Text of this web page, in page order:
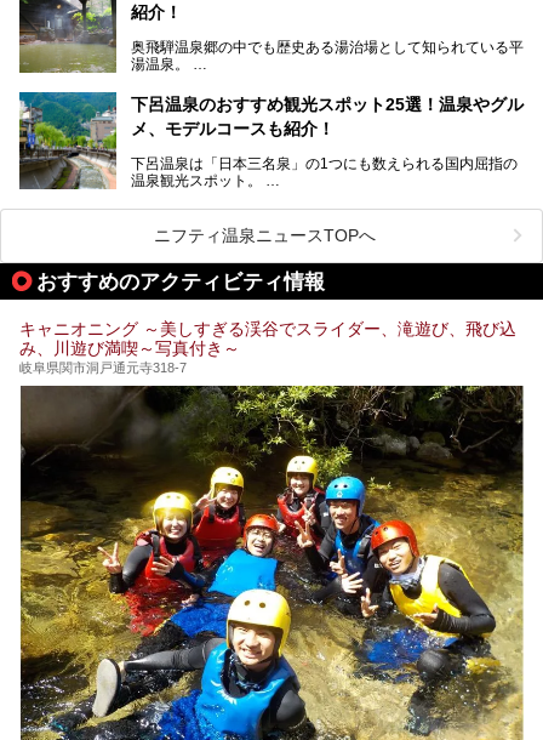
池田温泉には道の駅があるなど、温泉、観光、買い物と、さ
そんな池田温泉の魅力を詳しく紹介していきます！
紹介！
奥飛騨温泉郷の中でも歴史ある湯治場として知られている平
湯温泉。
らの利用客も増え、ますます賑わいを見せています。そこで
今回は、平湯温泉の観光スポットとおすすめの温泉施設を紹
介します。気になる温泉をぜひチェックしてみてください。
下呂温泉のおすすめ観光スポット25選！温泉やグル
メ、モデルコースも紹介！
下呂温泉は「日本三名泉」の1つにも数えられる国内屈指の
温泉観光スポット。
のグルメを楽しんだり、周辺にある名所にも足を伸ばしたり
したいもの。
本記事では、下呂温泉エリアにあるおすすめの観光スポット
をご紹介するとともに散策する際のモデルコースもご提案。
下呂温泉観光をたっぷりとガイドします！
ニフティ温泉ニュースTOPへ
おすすめのアクティビティ情報
キャニオニング ～美しすぎる渓谷でスライダー、滝遊び、飛び込
み、川遊び満喫～写真付き～
岐阜県関市洞戸通元寺318-7